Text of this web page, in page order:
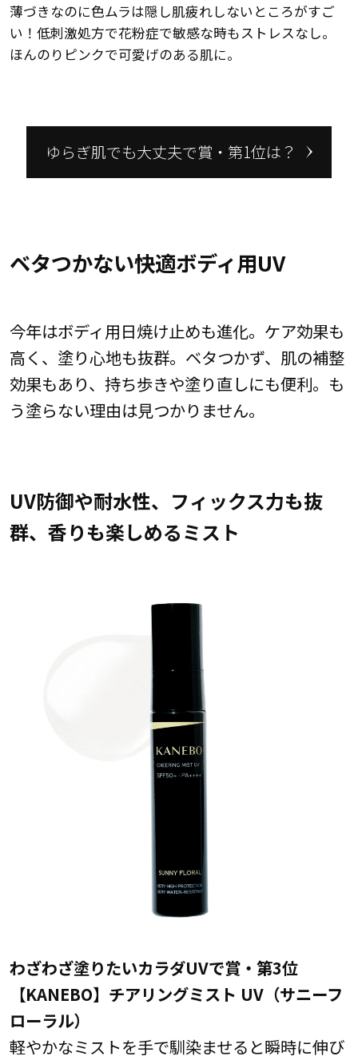
薄づきなのに色ムラは隠し肌疲れしないところがすご
い！低刺激処方で花粉症で敏感な時もストレスなし。
ほんのりピンクで可愛げのある肌に。
ゆらぎ肌でも大丈夫で賞・第1位は？
ベタつかない快適ボディ用UV
今年はボディ用日焼け止めも進化。ケア効果も
高く、塗り心地も抜群。ベタつかず、肌の補整
効果もあり、持ち歩きや塗り直しにも便利。も
う塗らない理由は見つかりません。
UV防御や耐水性、フィックス力も抜
群、香りも楽しめるミスト
わざわざ塗りたいカラダUVで賞・第3位
【KANEBO】チアリングミスト UV（サニーフ
ローラル）
軽やかなミストを手で馴染ませると瞬時に伸び